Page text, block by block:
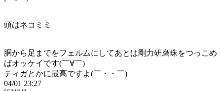
頭はネコミミ
胴から足までをフェルムにしてあとは剛力研磨珠をつっこめ
ばオッケイです(￣∀￣)
ティガとかに最高ですよ(￣・・￣)
04/01 23:27